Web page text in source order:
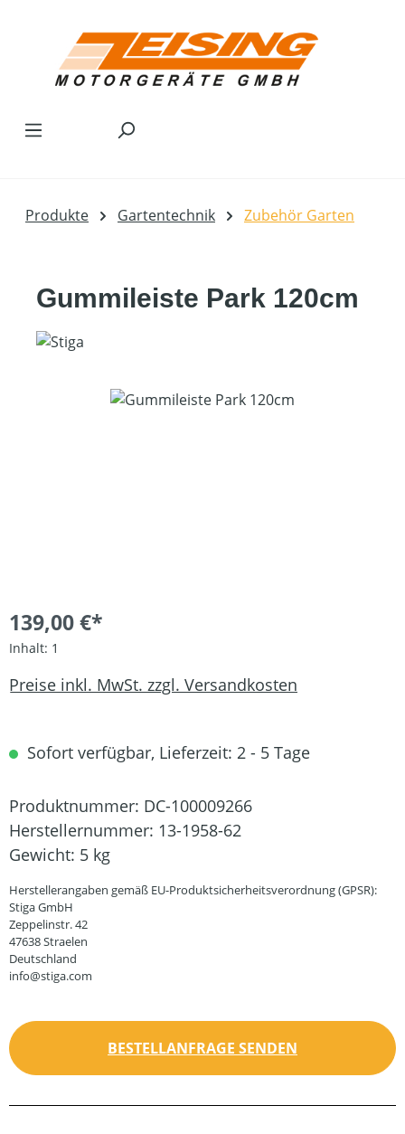
Produkte Gartentechnik Zubehör Garten
Gummileiste Park 120cm
Bildergalerie überspringen
139,00 €*
Inhalt: 1
Preise inkl. MwSt. zzgl. Versandkosten
Sofort verfügbar, Lieferzeit: 2 - 5 Tage
Produktnummer: DC-100009266
Herstellernummer: 13-1958-62
Gewicht: 5 kg
Herstellerangaben gemäß EU-Produktsicherheitsverordnung (GPSR):
Stiga GmbH
Zeppelinstr. 42
47638 Straelen
Deutschland
info@stiga.com
BESTELLANFRAGE SENDEN